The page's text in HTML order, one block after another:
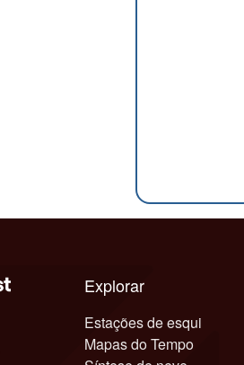
Explorar
Estações de esqui
Mapas do Tempo